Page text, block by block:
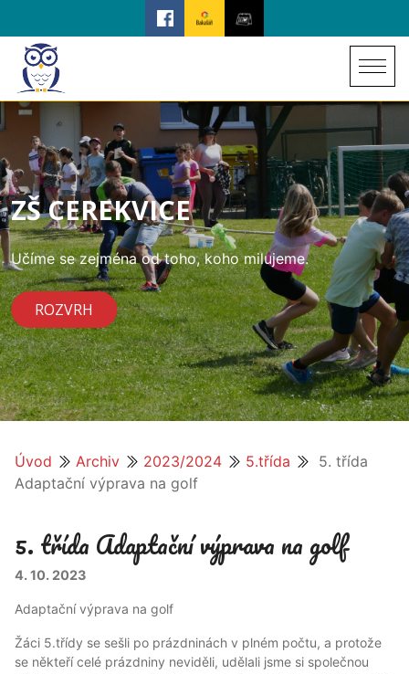
ZŠ CEREKVICE
Učíme se zejména od toho, koho milujeme.
ROZVRH
Úvod Archiv 2023/2024 5.třída
5. třída
Adaptační výprava na golf
5. třída Adaptační výprava na golf
4. 10. 2023
Adaptační výprava na golf
Žáci 5.třídy se sešli po prázdninách v plném počtu, a protože
se někteří celé prázdniny neviděli, udělali jsme si společnou